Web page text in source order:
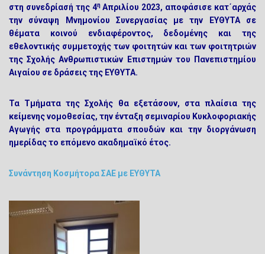
στη συνεδρίασή της 4ηΑπριλίου 2023, αποφάσισε κατ΄αρχάς
την σύναψη Μνημονίου Συνεργασίας με την ΕΥΘΥΤΑ σε
θέματα κοινού ενδιαφέροντος, δεδομένης και της
εθελοντικής συμμετοχής των φοιτητών και των φοιτητριών
της Σχολής Ανθρωπιστικών Επιστημών του Πανεπιστημίου
Αιγαίου σε δράσεις της ΕΥΘΥΤΑ.
Τα Τμήματα της Σχολής θα εξετάσουν, στα πλαίσια της
κείμενης νομοθεσίας, την ένταξη σεμιναρίου Κυκλοφοριακής
Αγωγής στα προγράμματα σπουδών και την διοργάνωση
ημερίδας το επόμενο ακαδημαϊκό έτος.
Συνάντηση Κοσμήτορα ΣΑΕ με ΕΥΘΥΤΑ